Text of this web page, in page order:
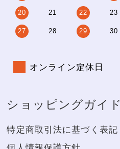
20 21 22 23
27 28 29 30
オンライン定休日
ショッピングガイド
特定商取引法に基づく表記